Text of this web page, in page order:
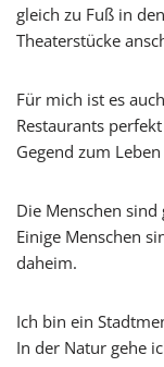
gleich zu Fuß in den
Theaterstücke
Für mich ist es
Restaurants
Gegend zum
Die Menschen
Einige Menschen
daheim.
Ich bin ein
In der Natur gehe